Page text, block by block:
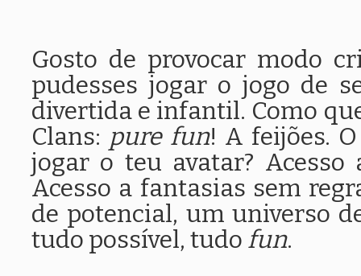
Gosto de provocar modo
pudesses jogar o jogo de
divertida e infantil. Como
Clans: pure fun! A feijões.
jogar o teu avatar?
Acesso a fantasias sem
de potencial, um universo
tudo possível, tudo fun.